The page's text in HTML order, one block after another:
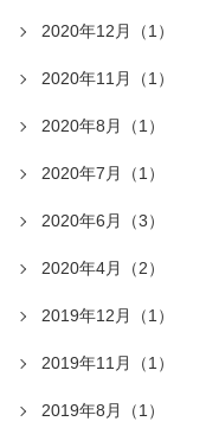
2020年12月（1）
2020年11月（1）
2020年8月（1）
2020年7月（1）
2020年6月（3）
2020年4月（2）
2019年12月（1）
2019年11月（1）
2019年8月（1）